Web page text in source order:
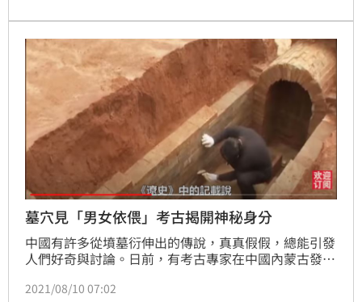
墓穴見「男女依偎」考古揭開神秘身分
中國有許多從墳墓衍伸出的傳說，真真假假，總能引發
人們好奇與討論。日前，有考古專家在中國內蒙古發現
主，也就是遼景宗孫女與她的駙馬，為什麼顯得珍貴
2021/08/10 07:02